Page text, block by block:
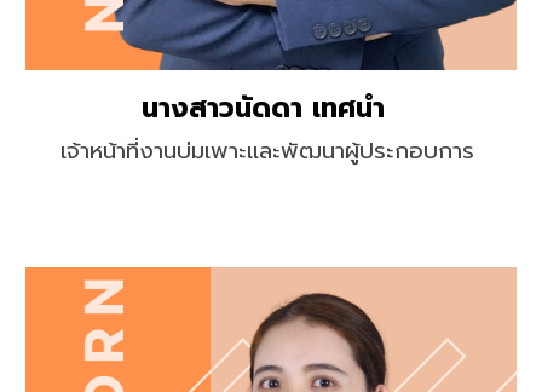
นางสาวนัดดา เทศนำ
เจ้าหน้าที่งานบ่มเพาะและพัฒนาผู้ประกอบการ